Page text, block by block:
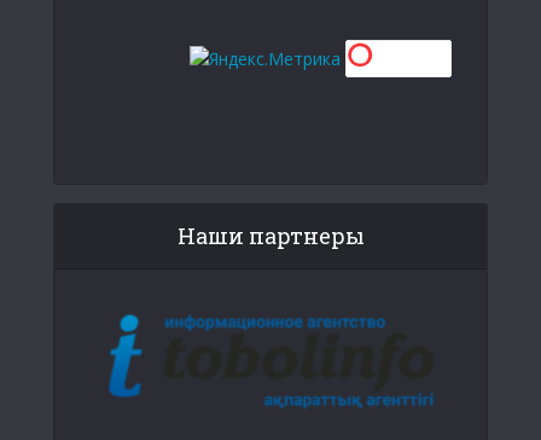
Наши партнеры